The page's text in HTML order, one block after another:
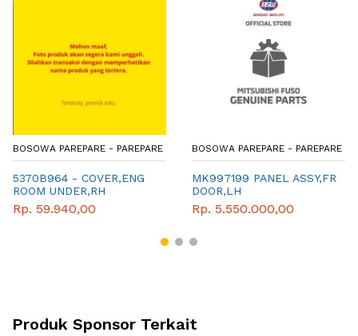
BOSOWA PAREPARE - PAREPARE
5370B964 - COVER,ENG
ROOM UNDER,RH
Rp. 59.940,00
BOSOWA PAREPARE - PAREPARE
MK997199 PANEL ASSY,FR
DOOR,LH
Rp. 5.550.000,00
Produk Sponsor Terkait